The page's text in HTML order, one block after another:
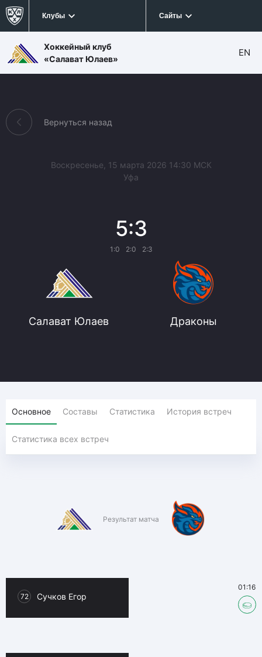
Клубы Сайты
Хоккейный клуб
«Салават Юлаев»
EN
Вернуться назад
Салават Юлаев
Воскресенье, 15 марта 2026 14:30 МСК
Уфа
5:3
1:0 2:0 2:3
Драконы
Основное Составы Статистика История встреч
Статистика всех встреч
Результат матча
72 Сучков Егор
01:16